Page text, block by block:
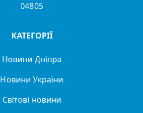
04805
КАТЕГОРІЇ
Новини Дніпра
Новини України
Світові новини